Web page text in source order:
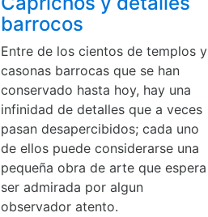
barrocos
Entre de los cientos de templos y
casonas barrocas que se han
conservado hasta hoy, hay una
infinidad de detalles que a veces
pasan desapercibidos; cada uno
de ellos puede considerarse una
pequeña obra de arte que espera
ser admirada por algun
observador atento.